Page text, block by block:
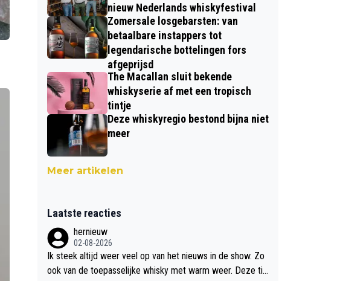
nieuw Nederlands whiskyfestival
Zomersale losgebarsten: van
betaalbare instappers tot
legendarische bottelingen fors
afgeprijsd
The Macallan sluit bekende
whiskyserie af met een tropisch
tintje
Deze whiskyregio bestond bijna niet
meer
Meer artikelen
Laatste reacties
hernieuw
02-08-2026
Ik steek altijd weer veel op van het nieuws in de show. Zo
ook van de toepasselijke whisky met warm weer. Deze tip